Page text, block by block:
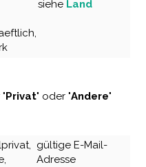
siehe Land
Privat" oder "Andere"
gültige E-Mail-
Adresse